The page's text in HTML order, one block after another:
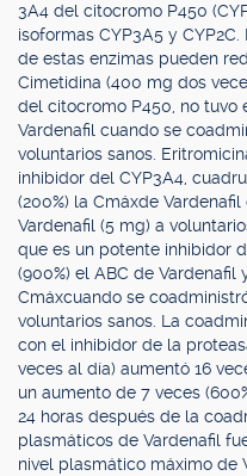
3A4 del citocromo P450
isoformas CYP3A5 y
de estas enzimas pueden
Cimetidina (400 mg dos
del citocromo P450, no tuvo
Vardenafil cuando se
voluntarios sanos.
inhibidor del CYP3A4,
(200%) la Cmáxde
Vardenafil (5 mg) a
que es un potente inhibidor
(900%) el ABC de Vardenafil
Cmáxcuando se
voluntarios sanos. La
con el inhibidor de la
veces al día) aumentó 16
un aumento de 7 veces
24 horas después de la
plasmáticos de Vardenafil
nivel plasmático máximo de